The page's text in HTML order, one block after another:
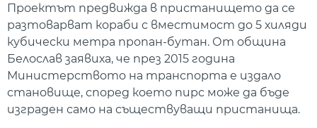
Проектът предвижда в пристанището да се
разтоварват кораби с вместимост до 5 хиляди
кубически метра пропан-бутан. От община
Белослав заявиха, че през 2015 година
Министерството на транспорта е издало
становище, според което пирс може да бъде
изграден само на съществуващи пристанища.